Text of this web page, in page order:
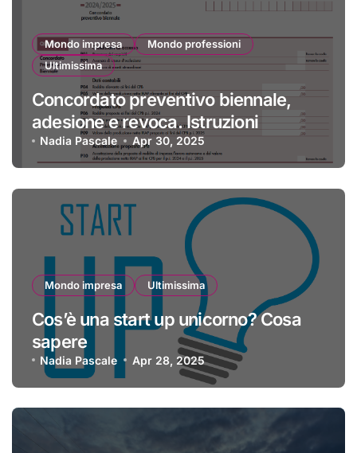
Mondo impresa
Mondo professioni
Ultimissima
Concordato preventivo biennale,
adesione e revoca. Istruzioni
Nadia Pascale Apr 30, 2025
Mondo impresa Ultimissima
Cos’è una start up unicorno? Cosa
sapere
Nadia Pascale Apr 28, 2025